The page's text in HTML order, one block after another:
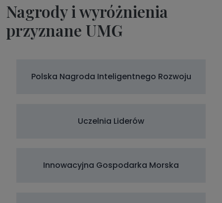
Nagrody i wyróżnienia
przyznane UMG
Polska Nagroda Inteligentnego Rozwoju
Uczelnia Liderów
Innowacyjna Gospodarka Morska